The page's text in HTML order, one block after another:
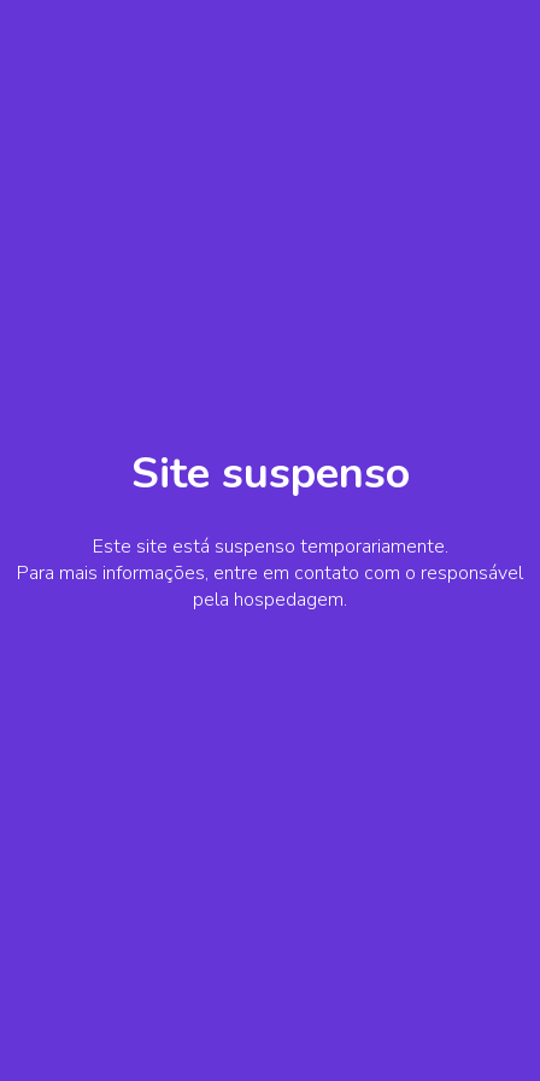
Site suspenso
Este site está suspenso temporariamente.
Para mais informações, entre em contato com o responsável
pela hospedagem.